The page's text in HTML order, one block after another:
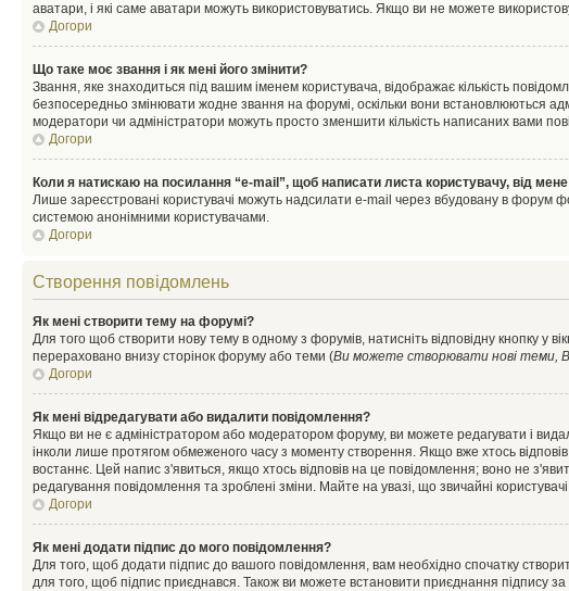
аватари, і які саме аватари можуть використовуватись. Якщо ви не можете
Догори
Що таке моє звання і як мені його змінити?
Звання, яке знаходиться під вашим іменем користувача, відображає кількість
безпосередньо змінювати жодне звання на форумі, оскільки вони встановлюються
модератори чи адміністратори можуть просто зменшити кількість написаних вами
Догори
Коли я натискаю на посилання “e-mail”, щоб написати листа користувачу, від
Лише зареєстровані користувачі можуть надсилати e-mail через вбудовану в
системою анонімними користувачами.
Догори
Створення повідомлень
Як мені створити тему на форумі?
Для того щоб створити нову тему в одному з форумів, натисніть відповідну кнопку у
перераховано внизу сторінок форуму або теми (Ви можете створювати нові теми,
Догори
Як мені відредагувати або видалити повідомлення?
Якщо ви не є адміністратором або модератором форуму, ви можете редагувати і
інколи лише протягом обмеженого часу з моменту створення. Якщо вже хтось
востаннє. Цей напис з'явиться, якщо хтось відповів на це повідомлення; воно не
редагування повідомлення та зроблені зміни. Майте на увазі, що звичайні
Догори
Як мені додати підпис до мого повідомлення?
Для того, щоб додати підпис до вашого повідомлення, вам необхідно спочатку
для того, щоб підпис приєднався. Також ви можете встановити приєднання підпису